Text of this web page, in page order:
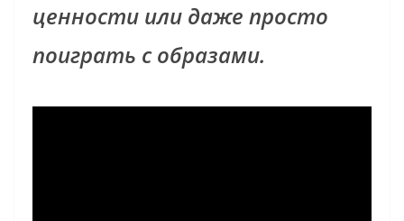
ценности или даже просто
поиграть с образами.